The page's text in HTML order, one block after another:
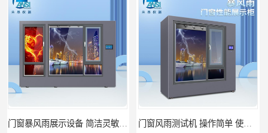
门窗风雨测试机 操作简单 使用寿命长